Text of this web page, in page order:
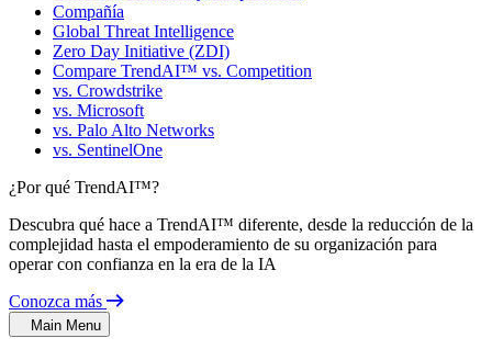
Compañía
Global Threat Intelligence
Zero Day Initiative (ZDI)
Compare TrendAI™ vs. Competition
vs. Crowdstrike
vs. Microsoft
vs. Palo Alto Networks
vs. SentinelOne
¿Por qué TrendAI™?
Descubra qué hace a TrendAI™ diferente, desde la reducción de la
complejidad hasta el empoderamiento de su organización para
operar con confianza en la era de la IA
Conozca más
Main Menu